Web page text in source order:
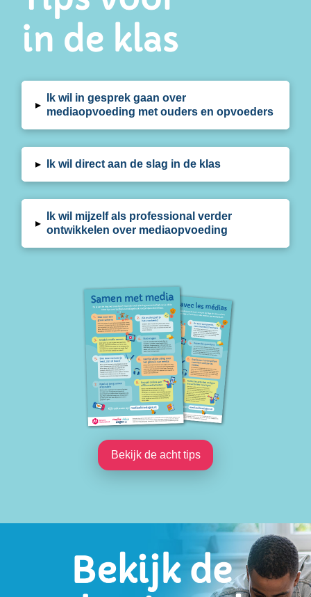
▸
Ik wil in gesprek gaan over
mediaopvoeding met ouders en opvoeders
▸ Ik wil direct aan de slag in de klas
▸
Ik wil mijzelf als professional verder
ontwikkelen over mediaopvoeding
Bekijk de acht tips